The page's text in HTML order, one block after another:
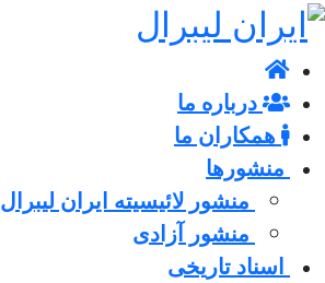
درباره ما
همکاران ما
منشورها
منشور لائیسیته ایران لیبرال
منشور آزادی
اسناد تاریخی